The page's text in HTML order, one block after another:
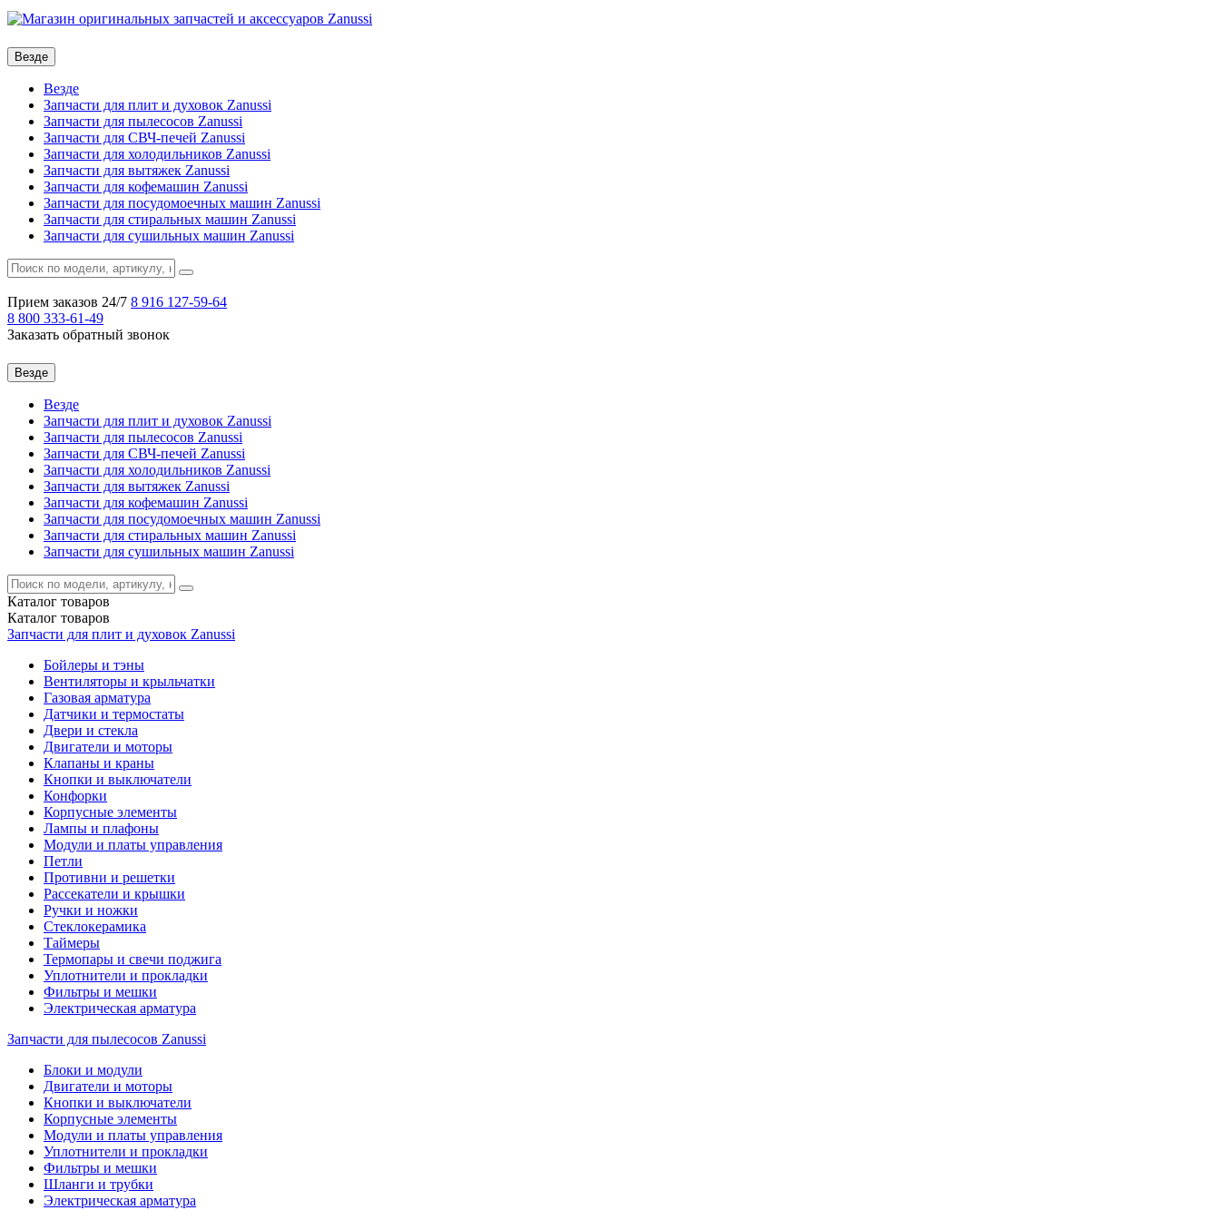
Везде
Везде
Запчасти для плит и духовок Zanussi
Запчасти для пылесосов Zanussi
Запчасти для СВЧ-печей Zanussi
Запчасти для холодильников Zanussi
Запчасти для вытяжек Zanussi
Запчасти для кофемашин Zanussi
Запчасти для посудомоечных машин Zanussi
Запчасти для стиральных машин Zanussi
Запчасти для сушильных машин Zanussi
Прием заказов 24/7 8 916 127-59-64
8 800 333-61-49
Заказать обратный звонок
Везде
Везде
Запчасти для плит и духовок Zanussi
Запчасти для пылесосов Zanussi
Запчасти для СВЧ-печей Zanussi
Запчасти для холодильников Zanussi
Запчасти для вытяжек Zanussi
Запчасти для кофемашин Zanussi
Запчасти для посудомоечных машин Zanussi
Запчасти для стиральных машин Zanussi
Запчасти для сушильных машин Zanussi
Каталог товаров
Каталог товаров
Запчасти для плит и духовок Zanussi
Бойлеры и тэны
Вентиляторы и крыльчатки
Газовая арматура
Датчики и термостаты
Двери и стекла
Двигатели и моторы
Клапаны и краны
Кнопки и выключатели
Конфорки
Корпусные элементы
Лампы и плафоны
Модули и платы управления
Петли
Противни и решетки
Рассекатели и крышки
Ручки и ножки
Стеклокерамика
Таймеры
Термопары и свечи поджига
Уплотнители и прокладки
Фильтры и мешки
Электрическая арматура
Запчасти для пылесосов Zanussi
Блоки и модули
Двигатели и моторы
Кнопки и выключатели
Корпусные элементы
Модули и платы управления
Уплотнители и прокладки
Фильтры и мешки
Шланги и трубки
Электрическая арматура